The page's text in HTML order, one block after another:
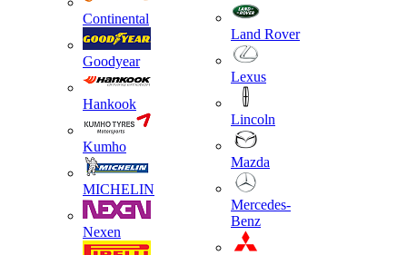
Continental
Goodyear
Hankook
Kumho
MICHELIN
Nexen
Land Rover
Lexus
Lincoln
Mazda
Mercedes-
Benz